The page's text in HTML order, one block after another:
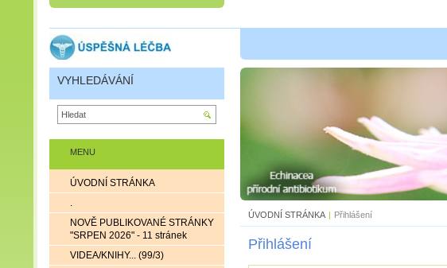
ÚVODNÍ STRÁNKA | Přihlášení
Přihlášení
MENU
ÚVODNÍ STRÁNKA
.
NOVĚ PUBLIKOVANÉ STRÁNKY
"SRPEN 2026" - 11 stránek
VIDEA/KNIHY... (99/3)
VYHLEDÁVÁNÍ